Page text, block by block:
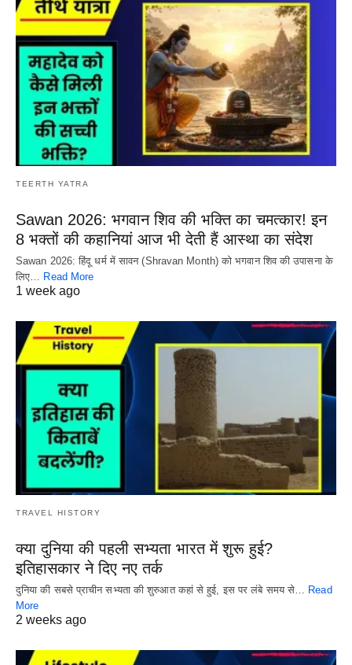
TEERTH YATRA
Sawan 2026: भगवान शिव की भक्ति का चमत्कार! इन
8 भक्तों की कहानियां आज भी देती हैं आस्था का संदेश
Sawan 2026: हिंदू धर्म में सावन (Shravan Month) को भगवान शिव की उपासना के
लिए… Read More
1 week ago
TRAVEL HISTORY
क्या दुनिया की पहली सभ्यता भारत में शुरू हुई?
इतिहासकार ने दिए नए तर्क
दुनिया की सबसे प्राचीन सभ्यता की शुरुआत कहां से हुई, इस पर लंबे समय से… Read
More
2 weeks ago